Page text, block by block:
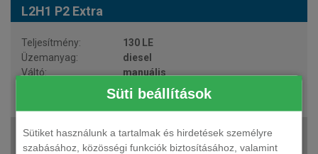
Süti beállítások
Sütiket használunk a tartalmak és hirdetések személyre
szabásához, közösségi funkciók biztosításához, valamint
L2H1 P2 Extra
130 LE
diesel
manuális
6 fő
15 342 250 Ft
205 819 Ft + ÁFA